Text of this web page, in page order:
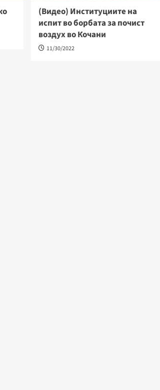
(Видео) Институциите на
испит во борбата за почист
воздух во Кочани
11/30/2022